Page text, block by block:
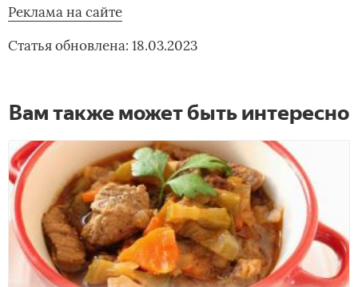
Реклама на сайте
Статья обновлена: 18.03.2023
Вам также может быть интересно